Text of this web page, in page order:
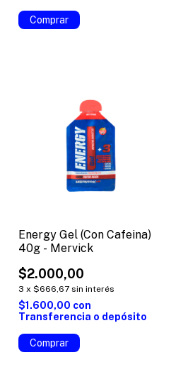
Comprar
Energy Gel (Con Cafeina)
40g - Mervick
$2.000,00
3 x $666,67 sin interés
$1.600,00 con
Transferencia o depósito
Comprar